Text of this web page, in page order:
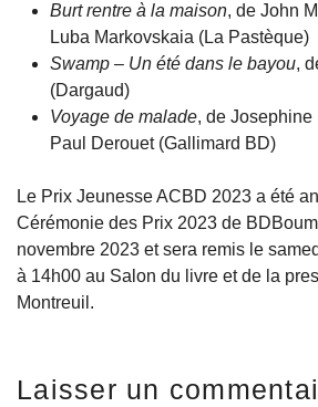
Burt rentre à la maison, de John
Luba Markovskaia (La Pastèque)
Swamp – Un été dans le bayou,
(Dargaud)
Voyage de malade, de Josephine
Paul Derouet (Gallimard BD)
Le Prix Jeunesse ACBD 2023 a été
Cérémonie des Prix 2023 de
novembre 2023 et sera remis le
à 14h00 au Salon du livre et de la
Montreuil.
Laisser un